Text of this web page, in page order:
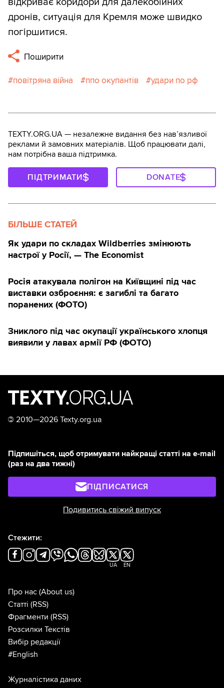
дронів, ситуація для Кремля може швидко
погіршитися.
Поширити
повітряна війна ппо окупантів удари по рф
TEXTY.ORG.UA — незалежне видання без навʼязливої
реклами й замовних матеріалів. Щоб працювати далі,
нам потрібна ваша підтримка.
ПІДТРИМАТИ DONATE
БІЛЬШЕ СТАТЕЙ
Як удари по складах Wildberries змінюють
настрої у Росії, — The Economist
Росія атакувала полігон на Київщині під час
виставки озброєння: є загиблі та багато
поранених (ФОТО)
Зниклого під час окупації українського хлопця
виявили у лавах армії РФ (ФОТО)
© 2010—2026 Texty.org.ua
Підпишіться, щоб отримувати найкращі статті на e-mail
(раз на два тижні)
ПІДПИСАТИСЯ
Подивитись свіжий випуск
Стежити:
UA EN
Про нас (About us)
Статті (RSS)
Фрагменти (RSS)
Розсилки Текстів
Вибір редакції
#English
Журналістика даних